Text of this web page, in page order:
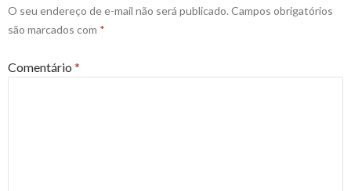
O seu endereço de e-mail não será publicado. Campos obrigatórios
são marcados com *
Comentário *